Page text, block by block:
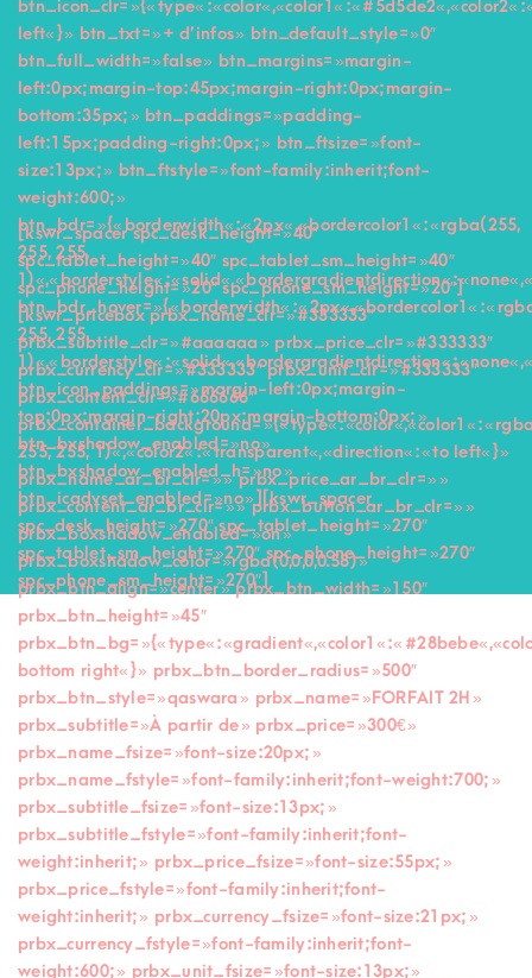
btn_icon_clr= »{« type« :« color« ,« color1« :« #5d5de2« ,« color2«
left« } » btn_txt= »+ d’infos » btn_default_style= »0″
btn_full_width= »false » btn_margins= »margin-
left:0px;margin-top:45px;margin-right:0px;margin-
bottom:35px; » btn_paddings= »padding-
left:15px;padding-right:0px; » btn_ftsize= »font-
size:13px; » btn_ftstyle= »font-family:inherit;font-
weight:600; »
btn_bdr= »{« borderwidth« :« 2px« ,« bordercolor1« :« rgba(255,
255, 255,
1)« ,« borderstyle« :« solid« ,« bordergradientdirection« :« none«
btn_bdr_hover= »{« borderwidth« :« 2px« ,« bordercolor1« :«
255, 255,
1)« ,« borderstyle« :« solid« ,« bordergradientdirection« :« none«
btn_icon_paddings= »margin-left:0px;margin-
top:0px;margin-right:20px;margin-bottom:0px; »
btn_bxshadow_enabled= »no »
btn_bxshadow_enabled_h= »no »
btn_icadvset_enabled= »no »][kswr_spacer
spc_desk_height= »270″ spc_tablet_height= »270″
spc_tablet_sm_height= »270″ spc_phone_height= »270″
spc_phone_sm_height= »270″]
[kswr_spacer spc_desk_height= »40″
spc_tablet_height= »40″ spc_tablet_sm_height= »40″
spc_phone_height= »20″ spc_phone_sm_height= »20″]
[kswr_pricebox prbx_name_clr= »#333333″
prbx_subtitle_clr= »#aaaaaa » prbx_price_clr= »#333333″
prbx_currency_clr= »#333333″ prbx_unit_clr= »#333333″
prbx_content_clr= »#666666″
prbx_container_background= »{« type« :« color« ,« color1« :«
255, 255, 1)« ,« color2« :« transparent« ,« direction« :« to left« } »
prbx_name_ar_br_clr= » » prbx_price_ar_br_clr= » »
prbx_content_ar_br_clr= » » prbx_button_ar_br_clr= » »
prbx_boxshadow_enabled= »on »
prbx_boxshadow_color= »rgba(0,0,0,0.58) »
prbx_btn_align= »center » prbx_btn_width= »150″
prbx_btn_height= »45″
prbx_btn_bg= »{« type« :« gradient« ,« color1« :« #28bebe« ,«
bottom right« } » prbx_btn_border_radius= »500″
prbx_btn_style= »qaswara » prbx_name= »FORFAIT 2H »
prbx_subtitle= »À partir de » prbx_price= »300€ »
prbx_name_fsize= »font-size:20px; »
prbx_name_fstyle= »font-family:inherit;font-weight:700; »
prbx_subtitle_fsize= »font-size:13px; »
prbx_subtitle_fstyle= »font-family:inherit;font-
weight:inherit; » prbx_price_fsize= »font-size:55px; »
prbx_price_fstyle= »font-family:inherit;font-
weight:inherit; » prbx_currency_fsize= »font-size:21px; »
prbx_currency_fstyle= »font-family:inherit;font-
weight:600; » prbx_unit_fsize= »font-size:13px; »